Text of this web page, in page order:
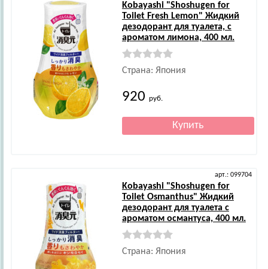
Kobayashi"Shoshugen for
Toilet Fresh Lemon" Жидкий
дезодорант для туалета, с
ароматом лимона, 400 мл.
Страна: Япония
920 руб.
арт.: 099704
Kobayashi"Shoshugen for
Toilet Osmanthus" Жидкий
дезодорант для туалета с
ароматом османтуса, 400 мл.
Страна: Япония